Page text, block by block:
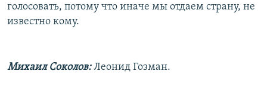
голосовать, потому что иначе мы отдаем страну, не
известно кому.
Михаил Соколов:Леонид Гозман.